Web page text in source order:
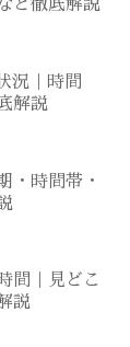
ど徹底解説
況｜時間
解説
・時間帯・
間｜見どこ
説